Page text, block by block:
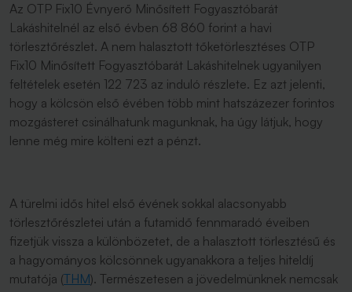
Az OTP Fix10 Évnyerő Minősített Fogyasztóbarát
Lakáshitelnél az első évben 68 860 forint a havi
törlesztőrészlet. A nem halasztott tőketörlesztéses OTP
Fix10 Minősített Fogyasztóbarát Lakáshitelnek ugyanilyen
feltételek esetén 122 723 az induló részlete. Ez azt jelenti,
hogy a kölcsön első évében több mint hatszázezer forintos
mozgásteret csinálhatunk magunknak, ha úgy látjuk, hogy
lenne még mire költeni ezt a pénzt.
A türelmi idős hitel első évének sokkal alacsonyabb
törlesztőrészletei után a futamidő fennmaradó éveiben
fizetjük vissza a különbözetet, de a halasztott törlesztésű és
a hagyományos kölcsönnek ugyanakkora a teljes hiteldíj
mutatója (THM). Természetesen a jövedelmünknek nemcsak